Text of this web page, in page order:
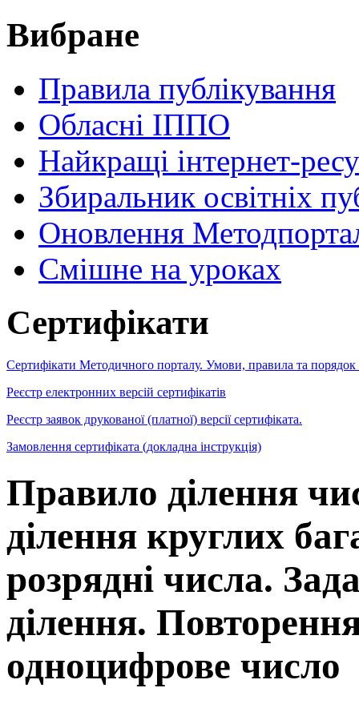
Вибране
Правила публікування
Обласні ІППО
Найкращі інтернет-
Збиральник освітніх
Оновлення
Cмішне на уроках
Сертифікати
Сертифікати Методичного порталу. Умови, правила та порядок
Реєстр електронних версій сертифікатів
Реєстр заявок друкованої (платної) версії сертифіката.
Замовлення сертифіката (докладна інструкція)
Правило ділення
ділення круглих
розрядні числа.
ділення.
одноцифрове число